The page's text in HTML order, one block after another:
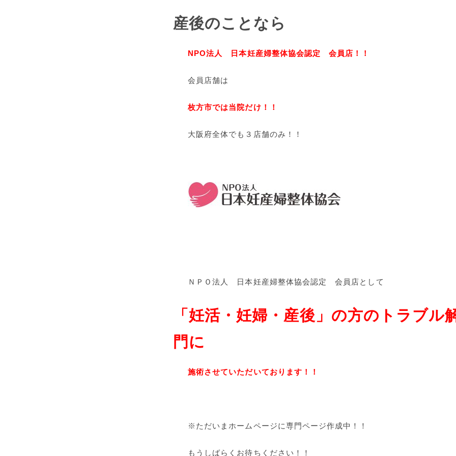
産後のことなら
NPO法人 日本妊産婦整体協会認定 会員店！！
会員店舗は
枚方市では当院だけ！！
大阪府全体でも３店舗のみ！！
ＮＰＯ法人 日本妊産婦整体協会認定 会員店として
「妊活・妊婦・産後」の方のトラブル
門に
施術させていただいております！！
※ただいまホームページに専門ページ作成中！！
もうしばらくお待ちください！！